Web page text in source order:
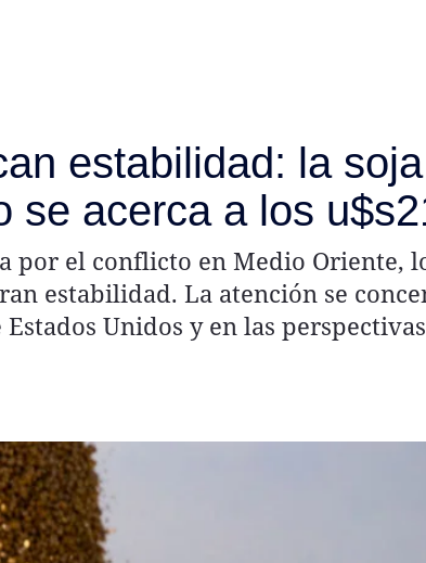
estabilidad: la soja
se acerca a los
por el conflicto en Medio Oriente,
estabilidad. La atención se
Unidos y en las perspectivas